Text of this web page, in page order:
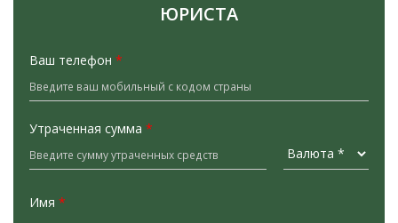
ЮРИСТА
Ваш телефон *
Утраченная сумма *
Имя *